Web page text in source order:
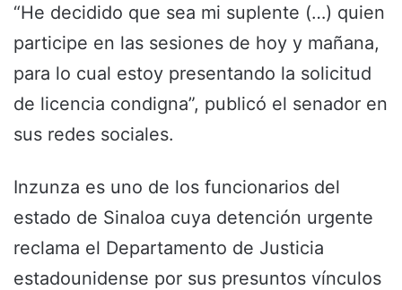
“He decidido que sea mi suplente (…) quien
participe en las sesiones de hoy y mañana,
para lo cual estoy presentando la solicitud
de licencia condigna”, publicó el senador en
sus redes sociales.
Inzunza es uno de los funcionarios del
estado de Sinaloa cuya detención urgente
reclama el Departamento de Justicia
estadounidense por sus presuntos vínculos